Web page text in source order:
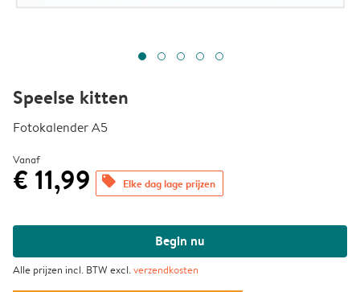
Speelse kitten
Fotokalender A5
Vanaf
€ 11,99 offers Elke dag lage prijzen
Begin nu
Alle prijzen incl. BTW excl.verzendkosten